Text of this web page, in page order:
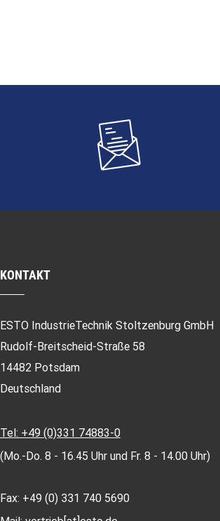
KONTAKT
ESTO IndustrieTechnik Stoltzenburg GmbH
Rudolf-Breitscheid-Straße 58
14482 Potsdam
Deutschland
Tel: +49 (0)331 74883-0
(Mo.-Do. 8 - 16.45 Uhr und Fr. 8 - 14.00 Uhr)
Fax: +49 (0) 331 740 5690